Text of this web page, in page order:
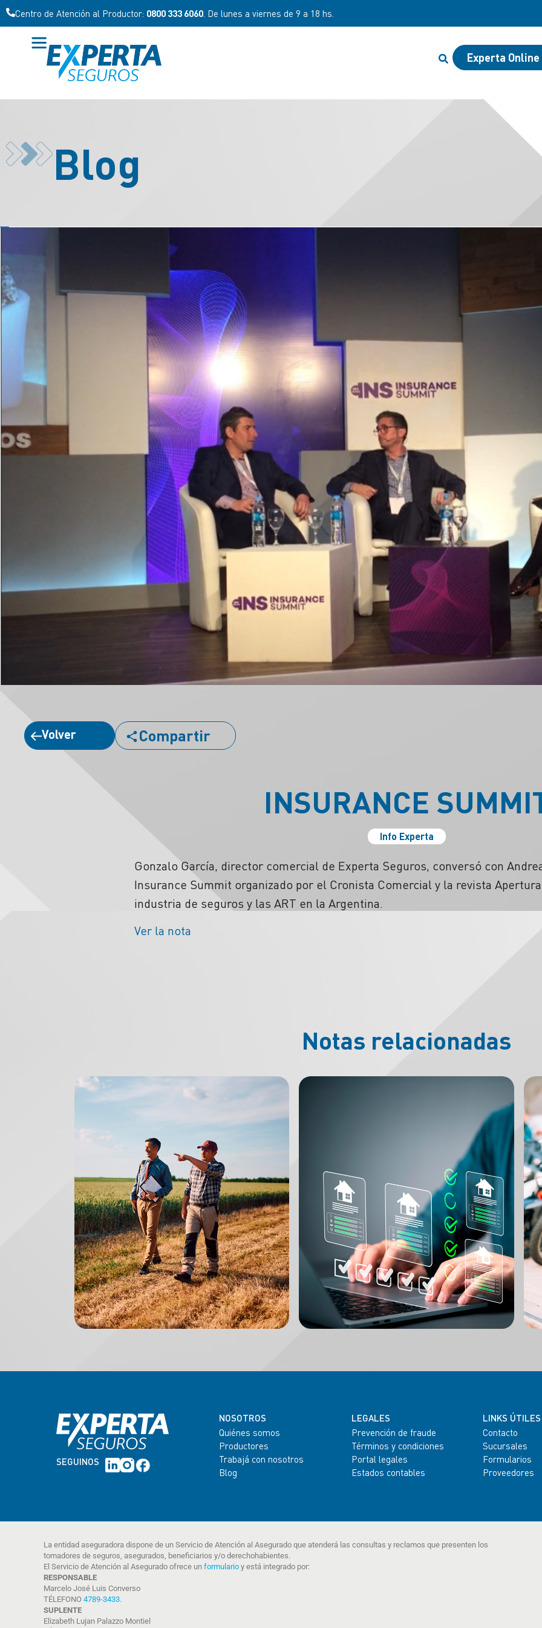
Centro de Atención al Productor: 0800 333 6060 . De lunes a viernes de 9 a 18 hs.
Experta Online
Blog
Volver Compartir
INSURANCE
Info Experta
Gonzalo García, director comercial de Experta Seguros, conversó con
Insurance Summit organizado por el Cronista Comercial y la revista
industria de seguros y las ART en la Argentina.
Ver la nota
Notas relacionadas
SEGUINOS
NOSOTROS
Quiénes somos
Productores
Trabajá con nosotros
Blog
LEGALES
Prevención de fraude
Términos y condiciones
Portal legales
Estados contables
LINKS ÚTILES
Contacto
Sucursales
Formularios
Proveedores
La entidad aseguradora dispone de un Servicio de Atención al Asegurado que atenderá las consultas y reclamos que presenten los
tomadores de seguros, asegurados, beneficiarios y/o derechohabientes.
El Servicio de Atención al Asegurado ofrece un formulario y está integrado por:
RESPONSABLE
Marcelo José Luis Converso
TÉLEFONO 4789-3433.
SUPLENTE
Elizabeth Lujan Palazzo Montiel